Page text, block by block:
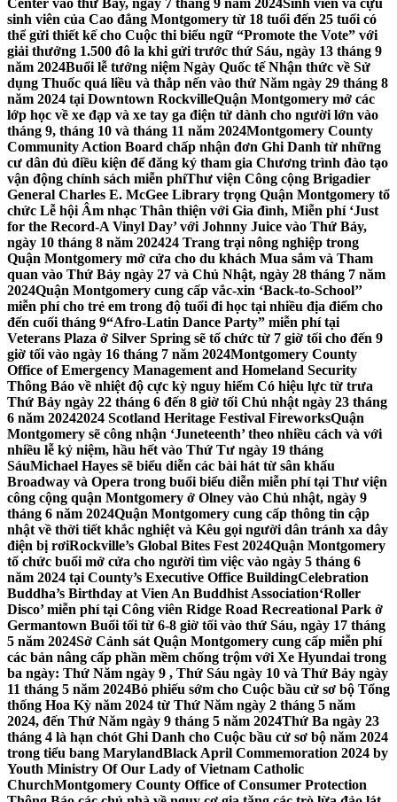
Center vào thứ Bảy, ngày 7 tháng 9 năm 2024Sinh viên và cựu
sinh viên của Cao đẳng Montgomery từ 18 tuổi đến 25 tuổi có
thể gửi thiết kế cho Cuộc thi biểu ngữ “Promote the Vote” với
giải thưởng 1.500 đô la khi gửi trước thứ Sáu, ngày 13 tháng 9
năm 2024Buổi lễ tưởng niệm Ngày Quốc tế Nhận thức về Sử
dụng Thuốc quá liều và thắp nến vào thứ Năm ngày 29 tháng 8
năm 2024 tại Downtown RockvilleQuận Montgomery mở các
lớp học về xe đạp và xe tay ga điện tử dành cho người lớn vào
tháng 9, tháng 10 và tháng 11 năm 2024Montgomery County
Community Action Board chấp nhận đơn Ghi Danh từ những
cư dân đủ điều kiện để đăng ký tham gia Chương trình đào tạo
vận động chính sách miễn phíThư viện Công cộng Brigadier
General Charles E. McGee Library trọng Quận Montgomery tổ
chức Lễ hội Âm nhạc Thân thiện với Gia đình, Miễn phí ‘Just
for the Record-A Vinyl Day’ với Johnny Juice vào Thứ Bảy,
ngày 10 tháng 8 năm 202424 Trang trại nông nghiệp trong
Quận Montgomery mở cửa cho du khách Mua sắm và Tham
quan vào Thứ Bảy ngày 27 và Chủ Nhật, ngày 28 tháng 7 năm
2024Quận Montgomery cung cấp vắc-xin ‘Back-to-School’’
miễn phí cho trẻ em trong độ tuổi đi học tại nhiều địa điểm cho
đến cuối tháng 9“Afro-Latin Dance Party” miễn phí tại
Veterans Plaza ở Silver Spring sẽ tổ chức từ 7 giờ tối cho đến 9
giờ tối vào ngày 16 tháng 7 năm 2024Montgomery County
Office of Emergency Management and Homeland Security
Thông Báo về nhiệt độ cực kỳ nguy hiểm Có hiệu lực từ trưa
Thứ Bảy ngày 22 tháng 6 đến 8 giờ tối Chủ nhật ngày 23 tháng
6 năm 20242024 Scotland Heritage Festival FireworksQuận
Montgomery sẽ công nhận ‘Juneteenth’ theo nhiều cách và với
nhiều lễ kỷ niệm, hầu hết vào Thứ Tư ngày 19 tháng
SáuMichael Hayes sẽ biểu diễn các bài hát từ sân khấu
Broadway và Opera trong buổi biểu diễn miễn phí tại Thư viện
công cộng quận Montgomery ở Olney vào Chủ nhật, ngày 9
tháng 6 năm 2024Quận Montgomery cung cấp thông tin cập
nhật về thời tiết khắc nghiệt và Kêu gọi người dân tránh xa dây
điện bị rơiRockville’s Global Bites Fest 2024Quận Montgomery
tổ chức buổi mở cửa cho người tìm việc vào ngày 5 tháng 6
năm 2024 tại County’s Executive Office BuildingCelebration
Buddha’s Birthday at Vien An Buddhist Association‘Roller
Disco’ miễn phí tại Công viên Ridge Road Recreational Park ở
Germantown Buổi tối từ 6-8 giờ tối vào thứ Sáu, ngày 17 tháng
5 năm 2024Sở Cảnh sát Quận Montgomery cung cấp miễn phí
các bản nâng cấp phần mềm chống trộm với Xe Hyundai trong
ba ngày: Thứ Năm ngày 9 , Thứ Sáu ngày 10 và Thứ Bảy ngày
11 tháng 5 năm 2024Bỏ phiếu sớm cho Cuộc bầu cử sơ bộ Tổng
thống Hoa Kỳ năm 2024 từ Thứ Năm ngày 2 tháng 5 năm
2024, đến Thứ Năm ngày 9 tháng 5 năm 2024Thứ Ba ngày 23
tháng 4 là hạn chót Ghi Danh cho Cuộc bầu cử sơ bộ năm 2024
trong tiểu bang MarylandBlack April Commemoration 2024 by
Youth Ministry Of Our Lady of Vietnam Catholic
ChurchMontgomery County Office of Consumer Protection